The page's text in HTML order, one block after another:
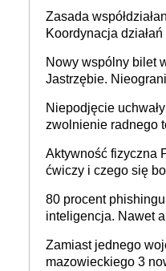
Zasada
Koordynacja
Nowy wspólny bilet
Jastrzębie.
Niepodjęcie
zwolnienie radnego
rozstrzygać sprawy
Aktywność fizyczna
ćwiczy i czego się
80 procent
inteligencja. Nawet
Zamiast jednego
mazowieckiego 3